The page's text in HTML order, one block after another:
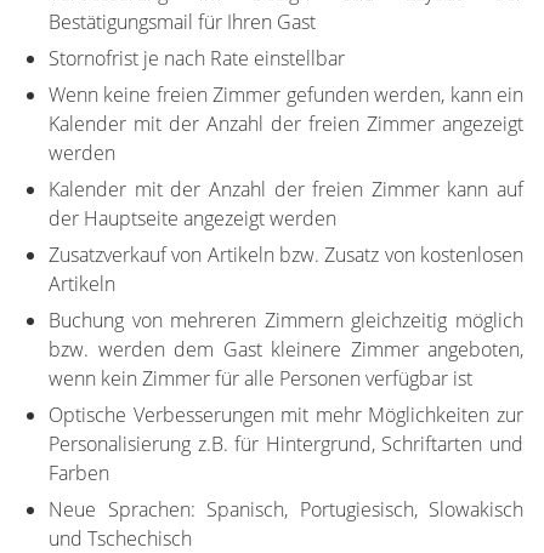
Bestätigungsmail für Ihren Gast
Stornofrist je nach Rate einstellbar
Wenn keine freien Zimmer gefunden werden, kann ein
Kalender mit der Anzahl der freien Zimmer angezeigt
werden
Kalender mit der Anzahl der freien Zimmer kann auf
der Hauptseite angezeigt werden
Zusatzverkauf von Artikeln bzw. Zusatz von kostenlosen
Artikeln
Buchung von mehreren Zimmern gleichzeitig möglich
bzw. werden dem Gast kleinere Zimmer angeboten,
wenn kein Zimmer für alle Personen verfügbar ist
Optische Verbesserungen mit mehr Möglichkeiten zur
Personalisierung z.B. für Hintergrund, Schriftarten und
Farben
Neue Sprachen: Spanisch, Portugiesisch, Slowakisch
und Tschechisch